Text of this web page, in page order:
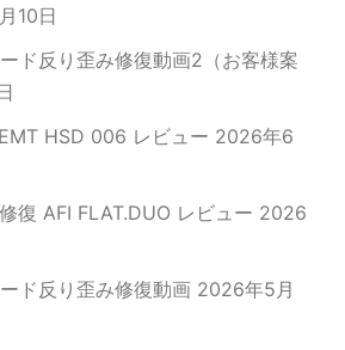
10日
ド反り歪み修復動画2（お客様案
HSD 006 レビュー 2026年6
復 AFI FLAT.DUO レビュー 2026
ド反り歪み修復動画 2026年5月